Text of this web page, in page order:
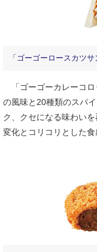
「ゴーゴーロースカツサ
「ゴーゴーカレーコロ
の風味と20種類のスパ
ク、クセになる味わい
変化とコリコリとした食